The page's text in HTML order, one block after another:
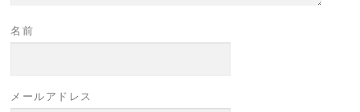
名前
メールアドレス